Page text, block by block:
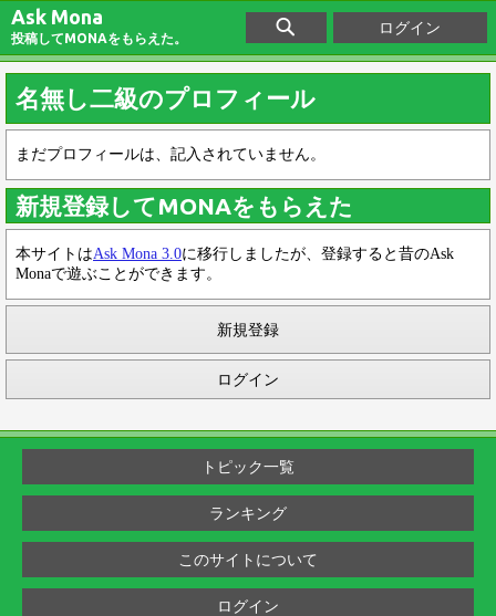
Ask Mona
投稿してMONAをもらえた。
ログイン
名無し二級のプロフィール
まだプロフィールは、記入されていません。
新規登録してMONAをもらえた
本サイトはAsk Mona 3.0に移行しましたが、登録すると昔のAsk
Monaで遊ぶことができます。
新規登録
ログイン
トピック一覧
ランキング
このサイトについて
ログイン